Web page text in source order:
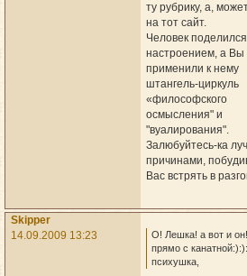
ту рубрику, а,
на тот сайт.
Человек поделился
настроением, а Вы
применили к нему
штангель-циркуль
«философского
осмысления" и
"вуалирования".
Залюбуйтесь-ка
причинами,
Вас встрять в
Skipper
14.09.2009 13:23
О! Лешка! а вот и
прямо с
психушка,